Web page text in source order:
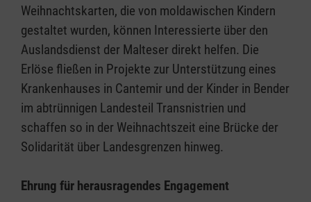
Weihnachtskarten, die von moldawischen Kindern
gestaltet wurden, können Interessierte über den
Auslandsdienst der Malteser direkt helfen. Die
Erlöse fließen in Projekte zur Unterstützung eines
Krankenhauses in Cantemir und der Kinder in Bender
im abtrünnigen Landesteil Transnistrien und
schaffen so in der Weihnachtszeit eine Brücke der
Solidarität über Landesgrenzen hinweg.
Ehrung für herausragendes Engagement